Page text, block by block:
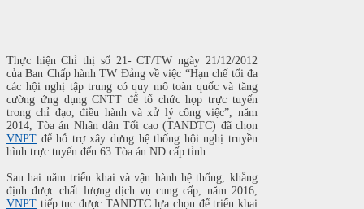
Thực hiện Chỉ thị số 21- CT/TW ngày 21/12/2012
của Ban Chấp hành TW Đảng về việc “Hạn chế tối đa
các hội nghị tập trung có quy mô toàn quốc và tăng
cường ứng dụng CNTT để tổ chức họp trực tuyến
trong chỉ đạo, điều hành và xử lý công việc”, năm
2014, Tòa án Nhân dân Tối cao(TANDTC) đã chọn
VNPT để hỗ trợ xây dựng hệ thống hội nghị truyền
hình trực tuyến đến 63 Tòa án ND cấp tỉnh.
Sau hai năm triển khai và vận hành hệ thống, khẳng
định được chất lượng dịch vụ cung cấp, năm 2016,
VNPT tiếp tục được TANDTC lựa chọn để triển khai